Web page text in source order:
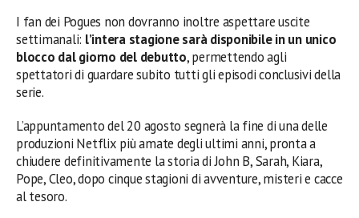
I fan dei Pogues non dovranno inoltre aspettare uscite
settimanali: l’intera stagione sarà disponibile in un unico
blocco dal giorno del debutto, permettendo agli
spettatori di guardare subito tutti gli episodi conclusivi della
serie.
L’appuntamento del 20 agosto segnerà la fine di una delle
produzioni Netflix più amate degli ultimi anni, pronta a
chiudere definitivamente la storia di John B, Sarah, Kiara,
Pope, Cleo, dopo cinque stagioni di avventure, misteri e cacce
al tesoro.